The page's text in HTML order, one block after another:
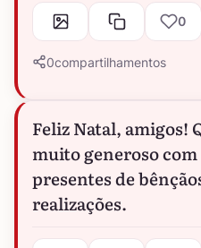
0
0compartilhamentos
Feliz Natal, amigos!
muito generoso
presentes de
realizações.